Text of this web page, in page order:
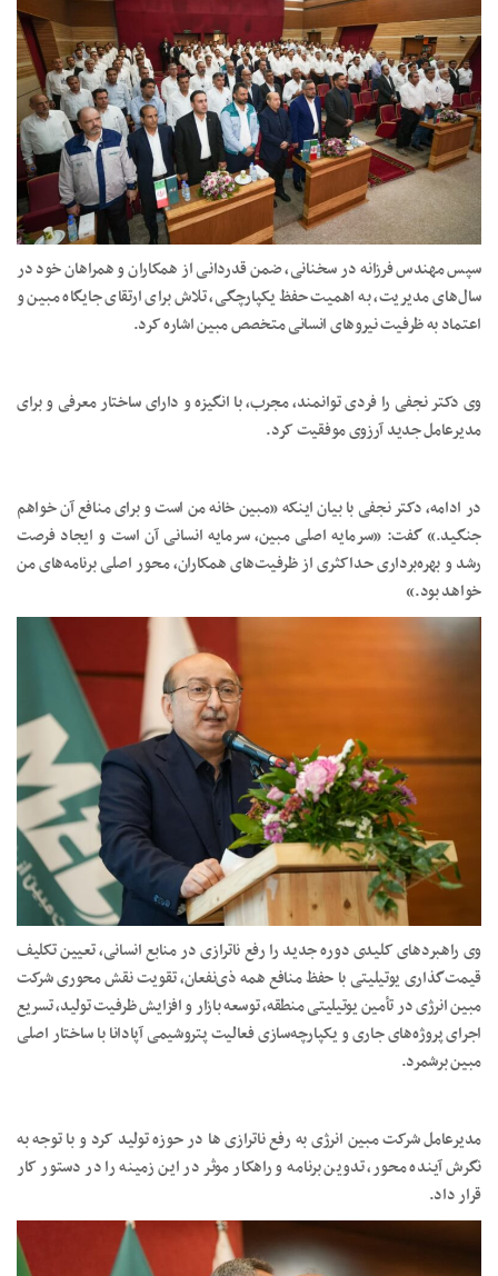
سپس مهندس فرزانه در سخنانی، ضمن قدردانی از همکاران و همراهان خود در
سال‌های مدیریت، به اهمیت حفظ یکپارچگی، تلاش برای ارتقای جایگاه مبین و
اعتماد به ظرفیت نیروهای انسانی متخصص مبین اشاره کرد.
وی دکتر نجفی را فردی توانمند، مجرب، با انگیزه و دارای ساختار معرفی و برای
مدیرعامل جدید آرزوی موفقیت کرد.
در ادامه، دکتر نجفی با بیان اینکه «مبین خانه من است و برای منافع آن خواهم
جنگید.» گفت: «سرمایه اصلی مبین، سرمایه انسانی آن است و ایجاد فرصت
رشد و بهره‌برداری حداکثری از ظرفیت‌های همکاران، محور اصلی برنامه‌های من
خواهد بود.»
وی راهبردهای کلیدی دوره جدید را رفع ناترازی در منابع انسانی، تعیین تکلیف
قیمت‌گذاری یوتیلیتی با حفظ منافع همه ذی‌نفعان، تقویت نقش محوری شرکت
مبین انرژی در تأمین یوتیلیتی منطقه، توسعه بازار و افزایش ظرفیت تولید، تسریع
اجرای پروژه‌های جاری و یکپارچه‌سازی فعالیت پتروشیمی آپادانا با ساختار اصلی
مبین برشمرد.
مدیرعامل شرکت مبین انرژی به رفع ناترازی ها در حوزه تولید کرد و با توجه به
نگرش آینده محور، تدوین برنامه و راهکار موثر در این زمینه را در دستور کار
قرار داد.